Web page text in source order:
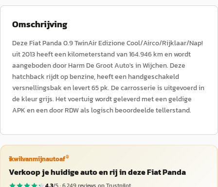
Omschrijving
Deze Fiat Panda 0.9 TwinAir Edizione Cool/Airco/Rijklaar/Nap!
uit 2013 heeft een kilometerstand van 164.946 km en wordt
aangeboden door Harm De Groot Auto's in Wijchen. Deze
hatchback rijdt op benzine, heeft een handgeschakeld
versnellingsbak en levert 65 pk. De carrosserie is uitgevoerd in
de kleur grijs. Het voertuig wordt geleverd met een geldige
APK en een door RDW als logisch beoordeelde tellerstand.
ikwilvanmijnautoaf®
Verkoop je huidige auto en rij in deze Fiat Panda